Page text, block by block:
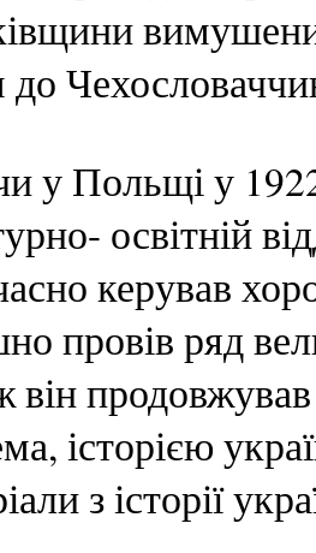
до
у Польщі у
освітній
керував
провів ряд
він
історією
з історії